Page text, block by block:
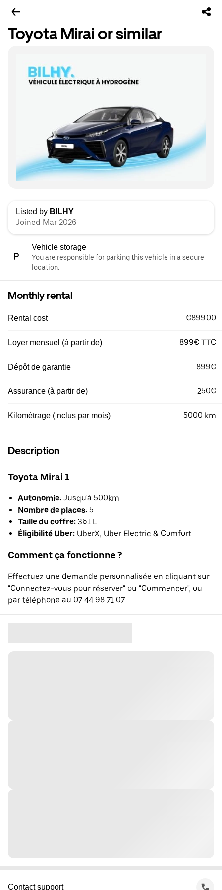
Toyota Mirai or similar
Listed by BILHY
Joined Mar 2026
Vehicle storage
You are responsible for parking this vehicle in a secure
location.
Monthly rental
Rental cost €899.00
Loyer mensuel (à partir de) 899€ TTC
Dépôt de garantie 899€
Assurance (à partir de) 250€
Kilométrage (inclus par mois) 5000 km
Description
Toyota Mirai 1
Autonomie: Jusqu'à 500km
Nombre de places: 5
Taille du coffre: 361 L
Éligibilité Uber: UberX, Uber Electric & Comfort
Comment ça fonctionne ?
Effectuez une demande personnalisée en cliquant sur
"Connectez-vous pour réserver" ou "Commencer", ou
par téléphone au 07 44 98 71 07.
Contact support